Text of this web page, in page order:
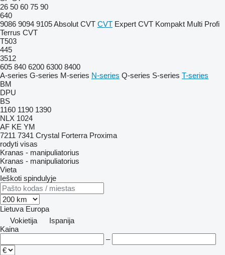
26 50 60 75 90
640
9086 9094 9105Absolut CVT CVT Expert CVT Kompakt Multi Profi
Terrus CVT
T503
445
3512
605 840 6200 6300 8400
A-series G-series M-series N-series Q-series S-series T-series
BM
DPU
BS
1160 1190 1390
NLX 1024
AF KE YM
7211 7341 Crystal Forterra Proxima
rodyti visas
Kranas - manipuliatorius
Kranas - manipuliatorius
Vieta
Ieškoti spindulyje
Lietuva Europa
Vokietija
Ispanija
Kaina
–